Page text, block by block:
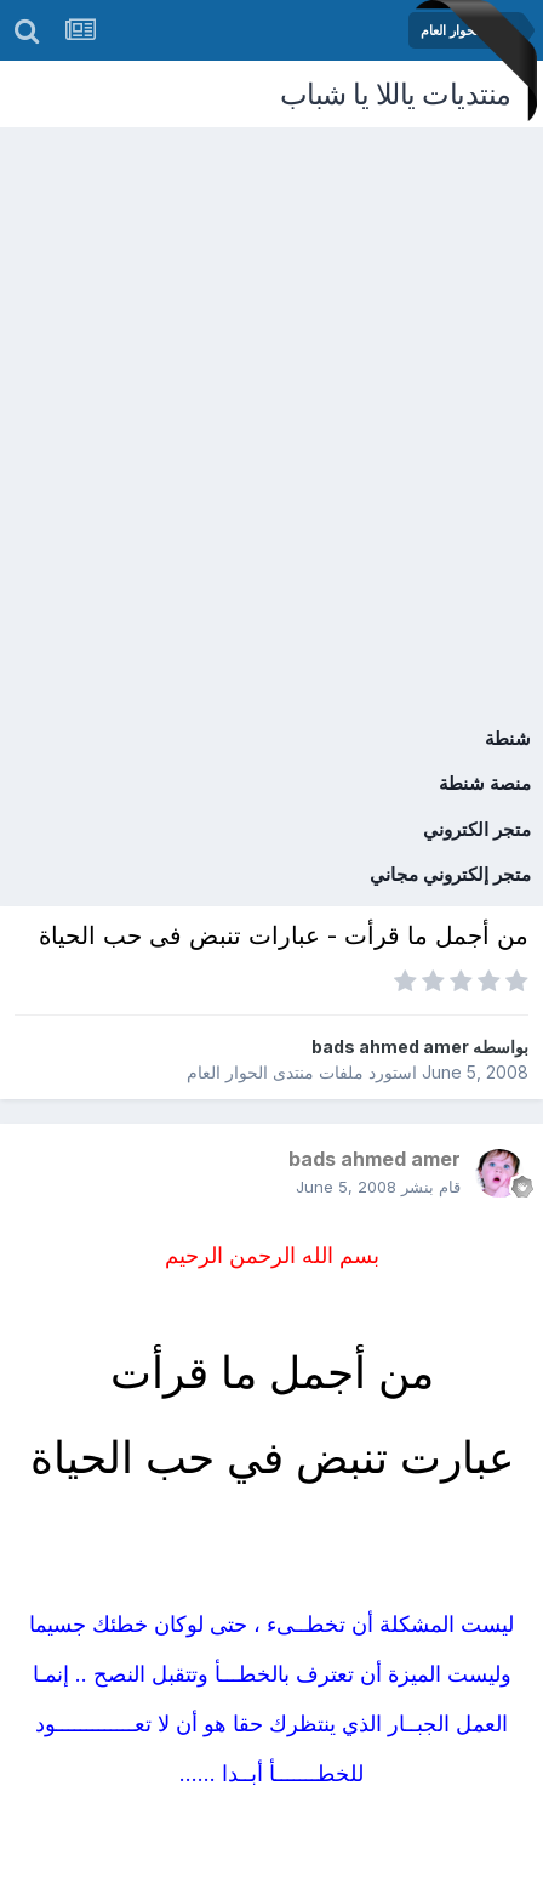
منتدى الحوار العام
منتديات ياللا يا شباب
شنطة
منصة شنطة
متجر الكتروني
متجر إلكتروني مجاني
من أجمل ما قرأت - عبارات تنبض فى حب الحياة
بواسطهbads ahmed amer
June 5, 2008استورد ملفات منتدى الحوار العام
bads ahmed amer
قام بنشر June 5, 2008
بسم الله الرحمن الرحيم
من أجمل ما قرأت
عبارت تنبض في حب الحياة
ليست المشكلة أن تخطــىء ، حتى لوكان خطئك جسيما
وليست الميزة أن تعترف بالخطـــأ وتتقبل النصح .. إنمـا
العمل الجبــار الذي ينتظرك حقا هو أن لا تعـــــــــــــود
للخطـــــــأ أبــدا ......